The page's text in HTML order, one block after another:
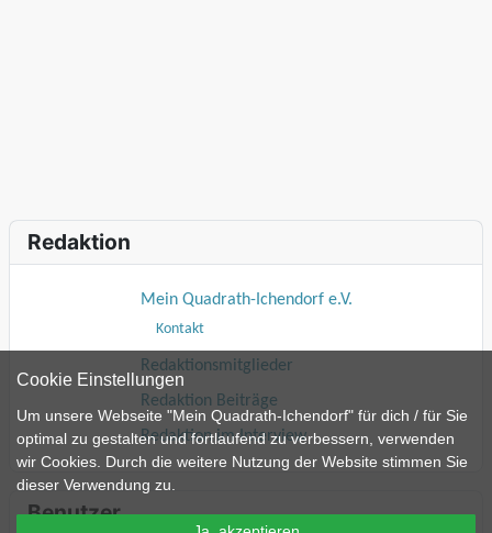
Redaktion
Mein Quadrath-Ichendorf e.V.
Kontakt
Redaktionsmitglieder
Redaktion Beiträge
Redaktion im Interview
Benutzer
Cookie Einstellungen
Um unsere Webseite "Mein Quadrath-Ichendorf" für dich / für Sie
optimal zu gestalten und fortlaufend zu verbessern, verwenden
wir Cookies. Durch die weitere Nutzung der Website stimmen Sie
dieser Verwendung zu.